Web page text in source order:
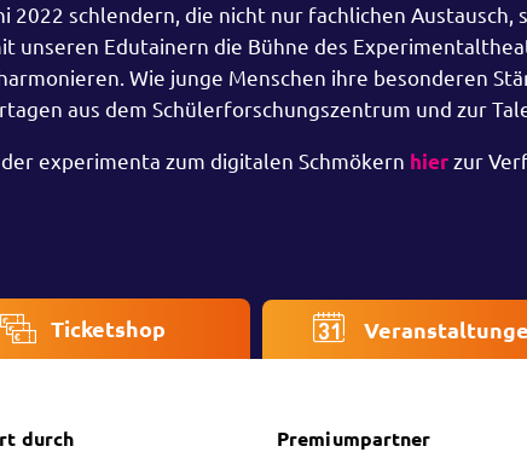
2022 schlendern, die nicht nur fachlichen Austausch,
unseren Edutainern die Bühne des
Wie junge Menschen ihre besonderen
aus dem Schülerforschungszentrum und zur
experimenta zum digitalen Schmökern hierzur
Ticketshop
durch Premiumpartner